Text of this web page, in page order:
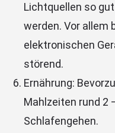
Lichtquellen so
werden. Vor allem
elektronischen
störend.
Ernährung:
Mahlzeiten rund 2
Schlafengehen.